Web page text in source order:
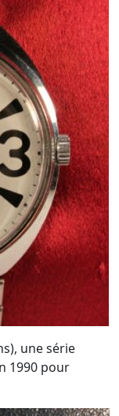
une série
1990 pour